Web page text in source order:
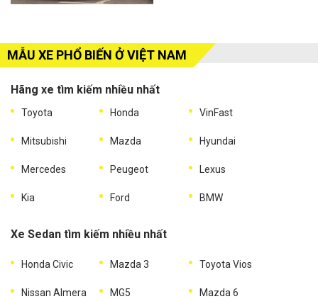
MẪU XE PHỔ BIẾN Ở VIỆT NAM
Hãng xe tìm kiếm nhiều nhất
Toyota Honda VinFast
Mitsubishi Mazda Hyundai
Mercedes Peugeot Lexus
Kia Ford BMW
Xe Sedan tìm kiếm nhiều nhất
Honda Civic Mazda 3 Toyota Vios
Nissan Almera MG5 Mazda 6